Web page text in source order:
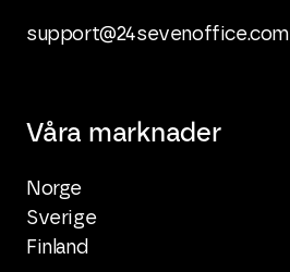
support@24sevenoffice.com
Våra marknader
Norge
Sverige
Finland